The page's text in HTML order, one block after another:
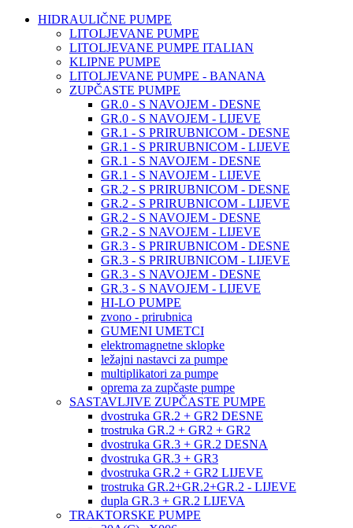
HIDRAULIČNE PUMPE
LITOLJEVANE PUMPE
LITOLJEVANE PUMPE ITALIAN
KLIPNE PUMPE
LITOLJEVANE PUMPE - BANANA
ZUPČASTE PUMPE
GR.0 - S NAVOJEM - DESNE
GR.0 - S NAVOJEM - LIJEVE
GR.1 - S PRIRUBNICOM - DESNE
GR.1 - S PRIRUBNICOM - LIJEVE
GR.1 - S NAVOJEM - DESNE
GR.1 - S NAVOJEM - LIJEVE
GR.2 - S PRIRUBNICOM - DESNE
GR.2 - S PRIRUBNICOM - LIJEVE
GR.2 - S NAVOJEM - DESNE
GR.2 - S NAVOJEM - LIJEVE
GR.3 - S PRIRUBNICOM - DESNE
GR.3 - S PRIRUBNICOM - LIJEVE
GR.3 - S NAVOJEM - DESNE
GR.3 - S NAVOJEM - LIJEVE
HI-LO PUMPE
zvono - prirubnica
GUMENI UMETCI
elektromagnetne sklopke
ležajni nastavci za pumpe
multiplikatori za pumpe
oprema za zupčaste pumpe
SASTAVLJIVE ZUPČASTE PUMPE
dvostruka GR.2 + GR2 DESNE
trostruka GR.2 + GR2 + GR2
dvostruka GR.3 + GR.2 DESNA
dvostruka GR.3 + GR3
dvostruka GR.2 + GR2 LIJEVE
trostruka GR.2+GR.2+GR.2 - LIJEVE
dupla GR.3 + GR.2 LIJEVA
TRAKTORSKE PUMPE